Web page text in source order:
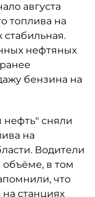
августа
топлива на
стабильная.
нефтяных
бензина на
нефть" сняли
на
Водители
в том
что
станциях